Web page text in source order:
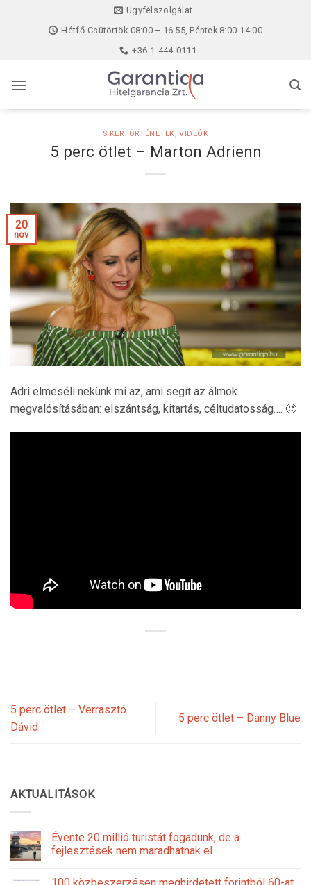
Ügyfélszolgálat
Hétfő-Csütörtök 08:00 – 16:55, Péntek 8:00-14:00
+36-1-444-0111
SIKERTÖRTÉNETEK,VIDEÓK
5 perc ötlet – Marton Adrienn
20
nov
Adri elmeséli nekünk mi az, ami segít az álmok
megvalósításában: elszántság, kitartás, céltudatosság…. 🙂
5 perc ötlet – Verrasztó
Dávid
5 perc ötlet – Danny Blue
AKTUALITÁSOK
Évente 20 millió turistát fogadunk, de a
fejlesztések nem maradhatnak el
100 közbeszerzésen meghirdetett forintból 60-at